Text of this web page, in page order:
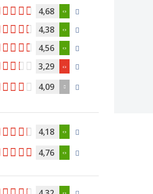
4,68
4,38
4,56
3,29
4,09
4,18
4,76